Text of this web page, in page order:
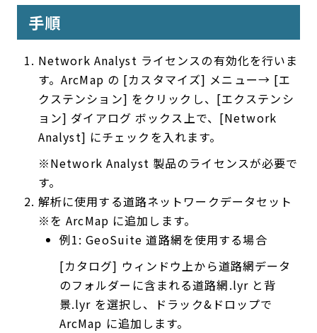
手順
Network Analyst ライセンスの有効化を行いま
す。ArcMap の [カスタマイズ] メニュー→ [エ
クステンション] をクリックし、[エクステンシ
ョン] ダイアログ ボックス上で、[Network
Analyst] にチェックを入れます。
※Network Analyst 製品のライセンスが必要で
す。
解析に使用する道路ネットワークデータセット
※を ArcMap に追加します。
例1: GeoSuite 道路網を使用する場合
[カタログ] ウィンドウ上から道路網データ
のフォルダーに含まれる道路網.lyr と背
景.lyr を選択し、ドラック&ドロップで
ArcMap に追加します。